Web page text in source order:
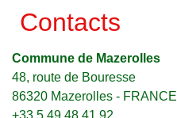
Contacts
Commune de Mazerolles
48, route de Bouresse
86320 Mazerolles - FRANCE